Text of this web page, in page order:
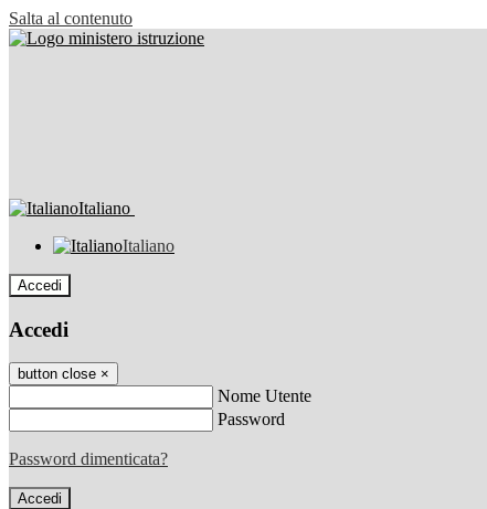
Salta al contenuto
Italiano
Italiano
Accedi
Accedi
button close ×
Nome Utente
Password
Password dimenticata?